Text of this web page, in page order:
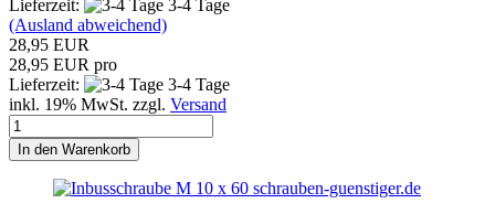
Lieferzeit:
3-4 Tage
(Ausland abweichend)
28,95 EUR
28,95 EUR pro
Lieferzeit:
3-4 Tage
inkl. 19% MwSt. zzgl. Versand
In den Warenkorb
schrauben-guenstiger.de